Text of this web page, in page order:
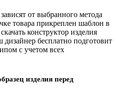
от выбранного метода
товара прикреплен шаблон в
конструктор изделия
бесплатно подготовит
с учетом всех
изделия перед